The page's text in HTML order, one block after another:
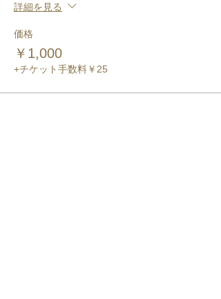
詳細を見る
価格
￥1,000
+チケット手数料￥25